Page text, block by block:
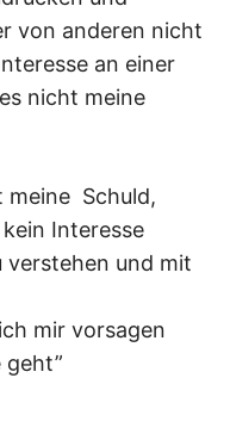
von anderen nicht
an einer
nicht meine
meine Schuld,
Interesse
verstehen und mit
mir vorsagen
geht”